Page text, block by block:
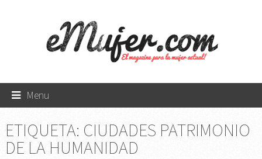
Menu
ETIQUETA: CIUDADES PATRIMONIO
DE LA HUMANIDAD